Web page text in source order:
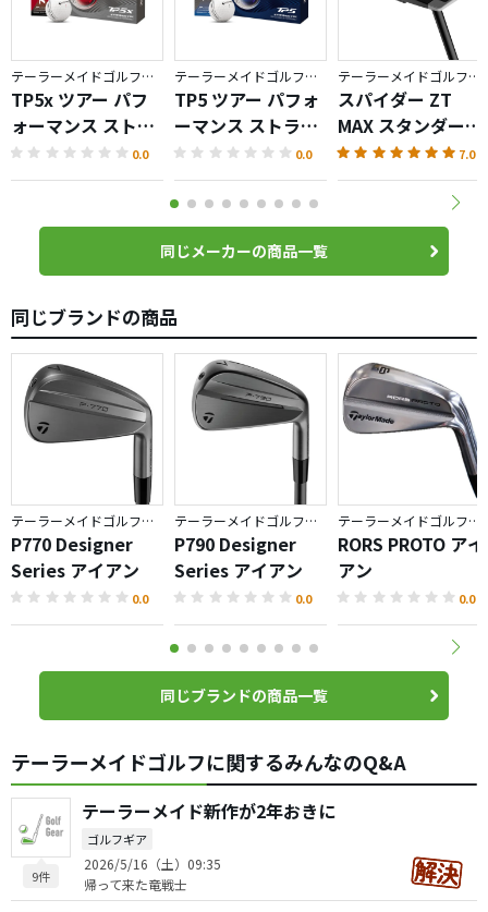
テーラーメイドゴルフ／TP5
TP5x ツアー パフ
ォーマンス ストラ
イプ ボール
0.0
テーラーメイドゴルフ／TP5
TP5 ツアー パフォ
ーマンス ストライ
プ ボール
0.0
テーラーメイドゴルフ／Spider ZT
スパイダー ZT
MAX スタンダード
パター
7.0
同じメーカーの商品一覧
同じブランドの商品
テーラーメイドゴルフ／P700 シリーズ
P770 Designer
Series アイアン
0.0
テーラーメイドゴルフ／P700 シリーズ
P790 Designer
Series アイアン
0.0
テーラーメイドゴルフ／P700 シリーズ
RORS PROTO アイ
アン
0.0
同じブランドの商品一覧
テーラーメイドゴルフに関するみんなのQ&A
9件
テーラーメイド新作が2年おきに
ゴルフギア
2026/5/16（土）09:35
帰って来た竜戦士